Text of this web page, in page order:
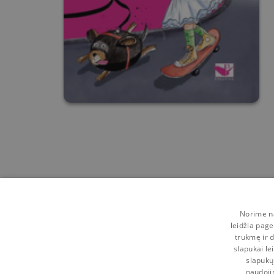
Norime
leidžia
trukmę ir
slapukai